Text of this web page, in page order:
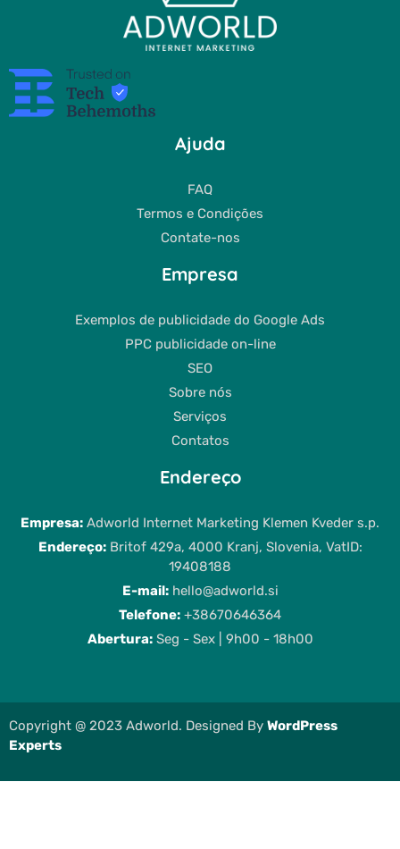
Ajuda
FAQ
Termos e Condições
Contate-nos
Empresa
Exemplos de publicidade do Google Ads
PPC publicidade on-line
SEO
Sobre nós
Serviços
Contatos
Endereço
Empresa: Adworld Internet Marketing Klemen Kveder s.p.
Endereço:Britof 429a, 4000 Kranj, Slovenia, VatID:
19408188
E-mail:hello@adworld.si
Telefone: +38670646364
Abertura:Seg - Sex | 9h00 - 18h00
Copyright @ 2023 Adworld. Designed By WordPress
Experts